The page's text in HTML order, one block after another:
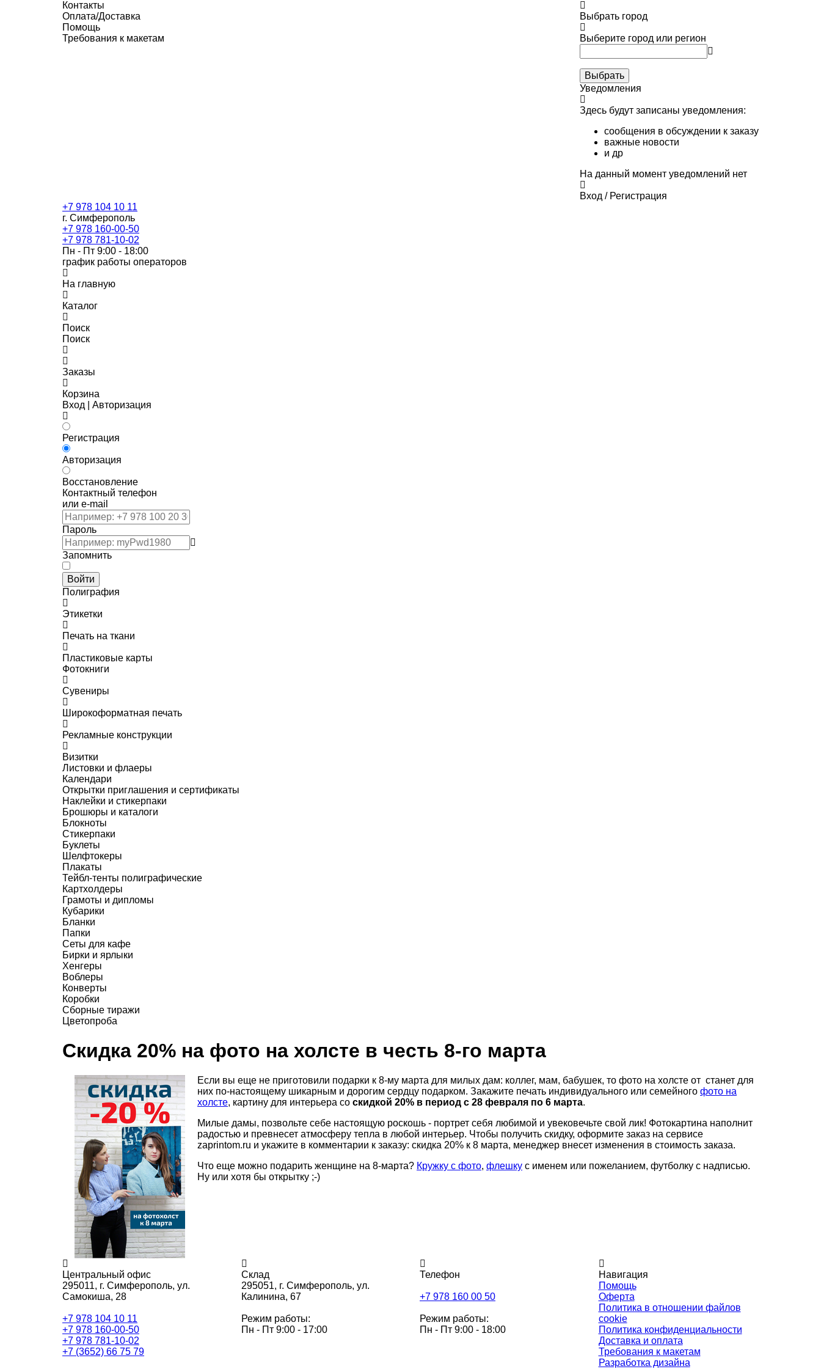
Контакты
Оплата/Доставка
Помощь
Требования к макетам
Выбрать город
Выберите город или регион
Выбрать
Уведомления
Здесь будут записаны уведомления:
сообщения в обсуждении к заказу
важные новости
и др
На данный момент уведомлений нет
Вход / Регистрация
+7 978 104 10 11
г. Симферополь
+7 978 160-00-50
+7 978 781-10-02
Пн - Пт 9:00 - 18:00
график работы операторов
На главную
Каталог
Поиск
Поиск
Заказы
Корзина
Вход | Авторизация
Регистрация
Авторизация
Восстановление
Контактный телефон
или e-mail
Пароль
Запомнить
Войти
Полиграфия
Этикетки
Печать на ткани
Пластиковые карты
Фотокниги
Сувениры
Широкоформатная печать
Рекламные конструкции
Визитки
Листовки и флаеры
Календари
Открытки приглашения и сертификаты
Наклейки и стикерпаки
Брошюры и каталоги
Блокноты
Стикерпаки
Буклеты
Шелфтокеры
Плакаты
Тейбл-тенты полиграфические
Картхолдеры
Грамоты и дипломы
Кубарики
Бланки
Папки
Сеты для кафе
Бирки и ярлыки
Хенгеры
Воблеры
Конверты
Коробки
Сборные тиражи
Цветопроба
Скидка 20% на фото на холсте в честь 8-го марта
Если вы еще не приготовили подарки к 8-му марта для милых дам: коллег, мам, бабушек, то фото на холсте от станет для
них по-настоящему шикарным и дорогим сердцу подарком. Закажите печать индивидуального или семейного фото на
холсте, картину для интерьера со скидкой 20% в период с 28 февраля по 6 марта.
Милые дамы, позвольте себе настоящую роскошь - портрет себя любимой и увековечьте свой лик! Фотокартина наполнит
радостью и превнесет атмосферу тепла в любой интерьер. Чтобы получить скидку, оформите заказ на сервисе
zaprintom.ru и укажите в комментарии к заказу: скидка 20% к 8 марта, менеджер внесет изменения в стоимость заказа.
Что еще можно подарить женщине на 8-марта? Кружку с фото, флешку с именем или пожеланием, футболку с надписью.
Ну или хотя бы открытку ;-)
Центральный офис
295011, г. Симферополь, ул.
Самокиша, 28
+7 978 104 10 11
+7 978 160-00-50
+7 978 781-10-02
+7 (3652) 66 75 79
Склад
295051, г. Симферополь, ул.
Калинина, 67
Режим работы:
Пн - Пт 9:00 - 17:00
Телефон
+7 978 160 00 50
Режим работы:
Пн - Пт 9:00 - 18:00
Навигация
Помощь
Оферта
Политика в отношении файлов
cookie
Политика конфиденциальности
Доставка и оплата
Требования к макетам
Разработка дизайна